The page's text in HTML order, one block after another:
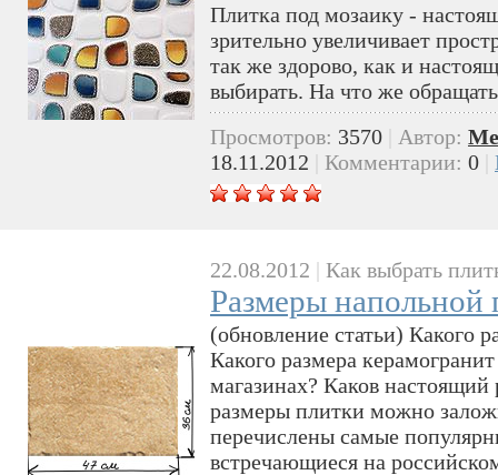
Плитка под мозаику -
зрительно увеличивает
так же здорово, как и
выбирать. На что же
Просмотров: 3570 Автор:
18.11.2012
Комментарии: 0
22.08.2012 | Как выбрать
Размеры напольной
(обновление статьи) Какого
Какого размера
магазинах? Каков
размеры плитки можно
перечислены самые
встречающиеся на